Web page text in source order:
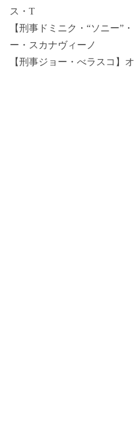
ス・T
【刑事ドミニク・“ソニー”
ー・スカナヴィーノ
【刑事ジョー・べラスコ】